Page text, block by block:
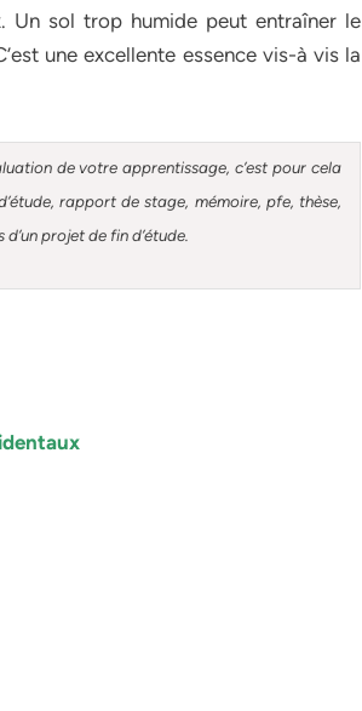
Un sol trop humide peut entraîner le
une excellente essence vis-à vis la
de votre apprentissage, c’est pour cela
rapport de stage, mémoire, pfe, thèse,
projet de fin d’étude.